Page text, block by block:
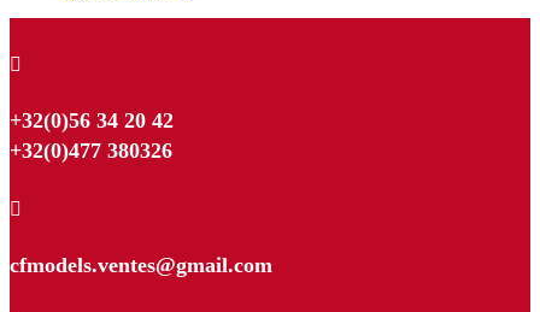

+32(0)56 34 20 42
+32(0)477 380326

cfmodels.ventes@gmail.com